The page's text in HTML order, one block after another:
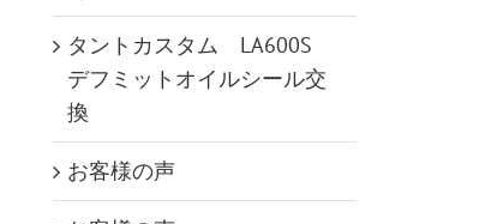
タントカスタム LA600S
デフミットオイルシール交
換
お客様の声